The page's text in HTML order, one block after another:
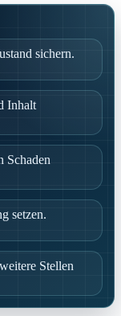
sichern.
Inhalt
Schaden
setzen.
Stellen